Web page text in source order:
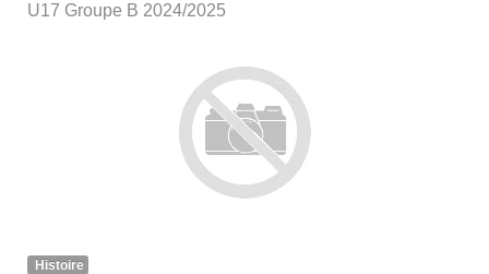
U17 Groupe B 2024/2025
Histoire